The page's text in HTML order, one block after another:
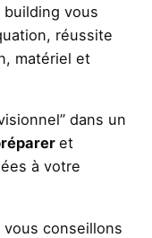
vous
réussite
matériel et
dans un
et
à votre
conseillons